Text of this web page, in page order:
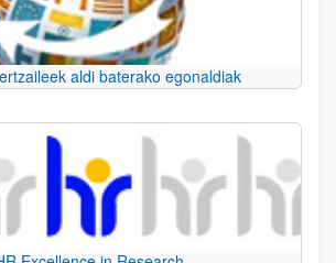
aldi baterako egonaldiak